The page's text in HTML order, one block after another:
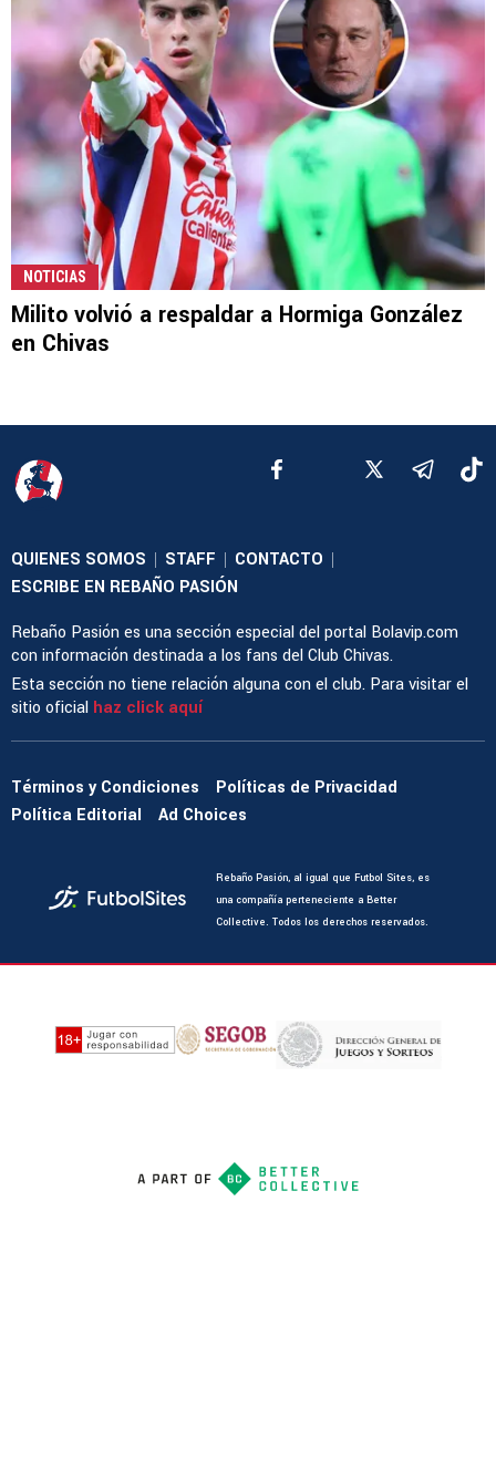
NOTICIAS
Milito volvió a respaldar a Hormiga González
en Chivas
QUIENES SOMOS | STAFF | CONTACTO |
ESCRIBE EN REBAÑO PASIÓN
Rebaño Pasión es una sección especial del portal Bolavip.com
con información destinada a los fans del Club Chivas.
Esta sección no tiene relación alguna con el club. Para visitar el
sitio oficial haz click aquí
Términos y Condiciones
Políticas de Privacidad
Política Editorial
Ad Choices
Rebaño Pasión, al igual que Futbol Sites, es
una compañía perteneciente a Better
Collective. Todos los derechos reservados.